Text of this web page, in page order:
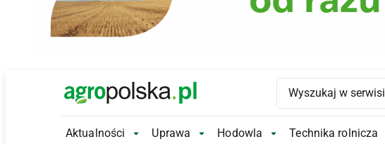
Main Logo
Aktualności Aktualności Submenu
Uprawa Uprawa Submenu
Hodowla Hodowla Submenu
Technika rolnicza